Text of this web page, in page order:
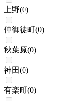
上野(0)
仲御徒町(0)
秋葉原(0)
神田(0)
有楽町(0)